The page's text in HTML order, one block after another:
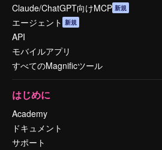
Claude/ChatGPT向けMCP 新規
エージェント 新規
API
モバイルアプリ
すべてのMagnificツール
はじめに
Academy
ドキュメント
サポート